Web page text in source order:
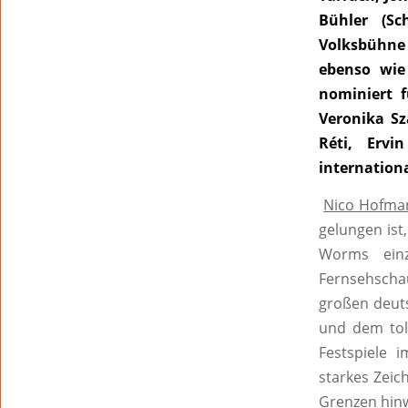
Bühler
ebenso
nominiert
Veronika
Réti,
Nico
gelungen
Worms
großen
und dem
Festspiele
starkes
Grenzen